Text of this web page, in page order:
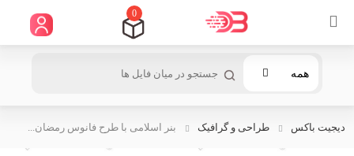
0
همه
دیجیت باکس طراحی و گرافیک بنر اسلامی با طرح فانوس رمضان...